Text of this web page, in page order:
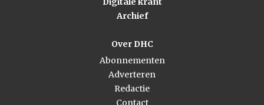
Archief
Over DHC
Abonnementen
Adverteren
Redactie
Contact